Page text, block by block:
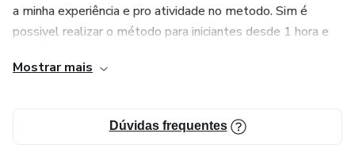
a minha experiência e pro atividade no metodo. Sim é
possivel realizar o método para iniciantes desde 1 hora e
sucesso.
Hobby de Graziella keller viajar e cuidar dos meus filhos.
Mostrar mais
Dúvidas frequentes